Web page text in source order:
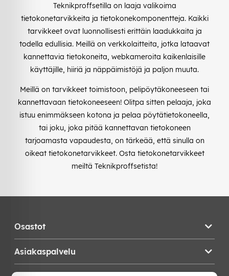
Teknikproffsetilla on laaja valikoima
tietokonetarvikkeita ja tietokonekomponentteja. Kaikki
tarvikkeet ovat luonnollisesti erittäin laadukkaita ja
todella edullisia. Meillä on verkkolaitteita, jotka lataavat
kannettavia tietokoneita, webkameroita kaikenlaisille
käyttäjille, hiiriä ja näppäimistöjä ja paljon muuta.
Meillä on tarvikkeet toimistoon, pelipöytäkoneeseen tai
kannettavaan tietokoneeseen! Olitpa sitten pelaaja, joka
istuu enimmäkseen kotona ja pelaa pöytätietokoneella,
tai joku, joka pitää kannettavan tietokoneen
tarjoamasta vapaudesta, on tärkeää, että sinulla on
oikeat tietokonetarvikkeet. Osta tietokonetarvikkeet
meiltä Teknikproffsetista!
Osastot
Asiakaspalvelu